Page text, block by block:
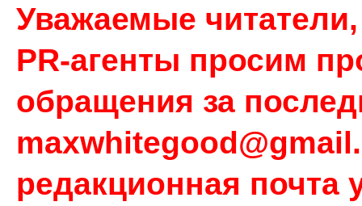
Уважаемые
PR-агенты просим
обращения за
редакционная почта